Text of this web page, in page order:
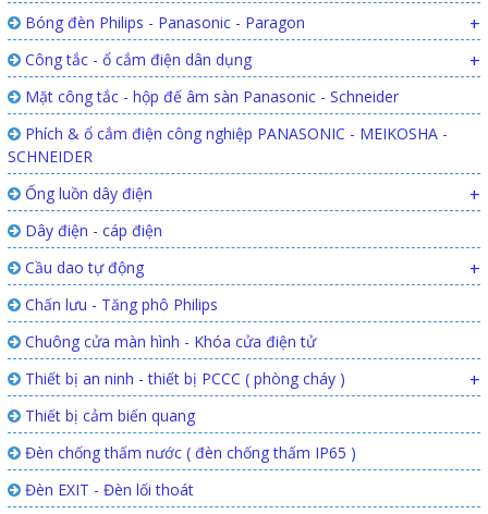
Bóng đèn Philips - Panasonic - Paragon +
Công tắc - ổ cắm điện dân dụng +
Mặt công tắc - hộp đế âm sàn Panasonic - Schneider
Phích & ổ cắm điện công nghiệp PANASONIC - MEIKOSHA -
SCHNEIDER
Ống luồn dây điện
+
Dây điện - cáp điện
Cầu dao tự động
+
Chấn lưu - Tăng phô Philips
Chuông cửa màn hình - Khóa cửa điện tử
Thiết bị an ninh - thiết bị PCCC ( phòng cháy )
+
Thiết bị cảm biến quang
Đèn chống thấm nước ( đèn chống thấm IP65 )
Đèn EXIT - Đèn lối thoát